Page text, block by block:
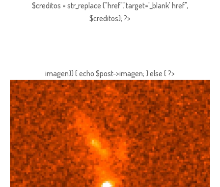
$creditos = str_replace ("href","target='_blank' href",
$creditos); ?>
imagen)) { echo $post->imagen; } else { ?>